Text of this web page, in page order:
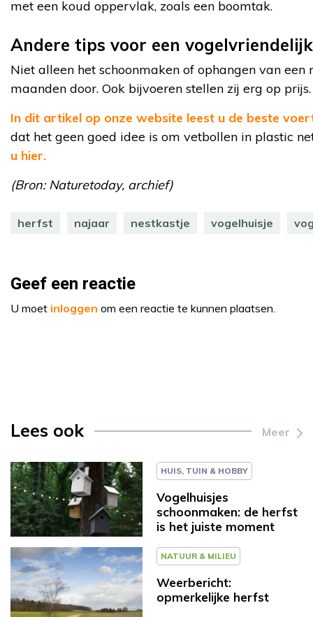
met een koud oppervlak, zoals een boomtak.
Andere tips voor een
Niet alleen het schoonmaken of ophangen van
maanden door. Ook bijvoeren stellen zij erg op prijs.
In dit artikel op onze website leest u de beste
dat het geen goed idee is om vetbollen in plastic
u hier.
(Bron: Naturetoday, archief)
herfst najaar nestkastje vogelhuisje
Geef een reactie
U moet inloggen om een reactie te kunnen plaatsen.
Lees ook Meer
HUIS, TUIN & HOBBY
Vogelhuisjes
schoonmaken: de herfst
is het juiste moment
NATUUR & MILIEU
Weerbericht:
opmerkelijke herfst